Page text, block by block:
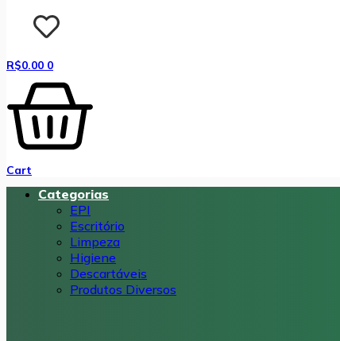
R$0.00 0
Cart
Categorias
EPI
Escritório
Limpeza
Higiene
Descartáveis
Produtos Diversos